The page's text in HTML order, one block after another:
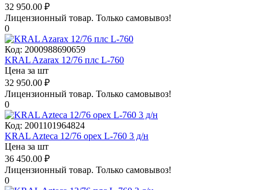
32 950.00 ₽
Лицензионный товар. Только самовывоз!
0
Код: 2000988690659
KRAL Azarax 12/76 плс L-760
Цена за шт
32 950.00 ₽
Лицензионный товар. Только самовывоз!
0
Код: 2001101964824
KRAL Azteca 12/76 орех L-760 3 д/н
Цена за шт
36 450.00 ₽
Лицензионный товар. Только самовывоз!
0